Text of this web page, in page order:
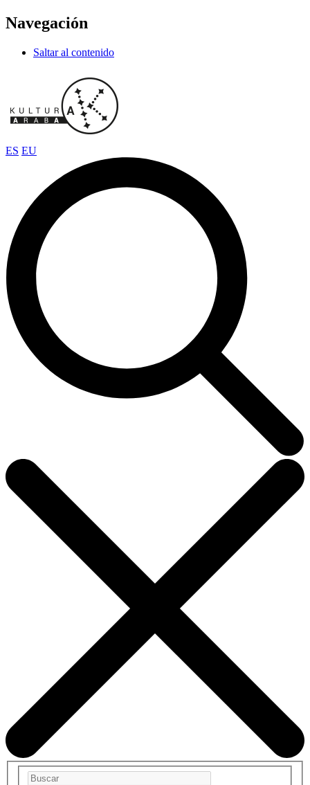
Navegación
Saltar al contenido
ES EU